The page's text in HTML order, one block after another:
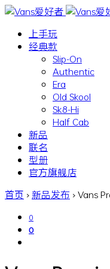
上手玩
经典款
Slip-On
Authentic
Era
Old Skool
Sk8-Hi
Half Cab
新品
联名
型册
官方旗舰店
首页 ›新品发布 ›Vans
0
0